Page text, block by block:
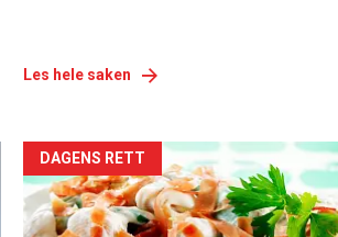
Les hele saken
Forsiden
akkurat
DAGENS RETT